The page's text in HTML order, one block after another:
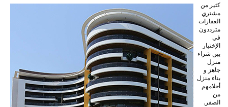
كثير من
مشتري
العقارات
مترددون
في
الإختيار
بين شراء
منزل
جاهز و
بناء منزل
أحلامهم
من
الصفر.